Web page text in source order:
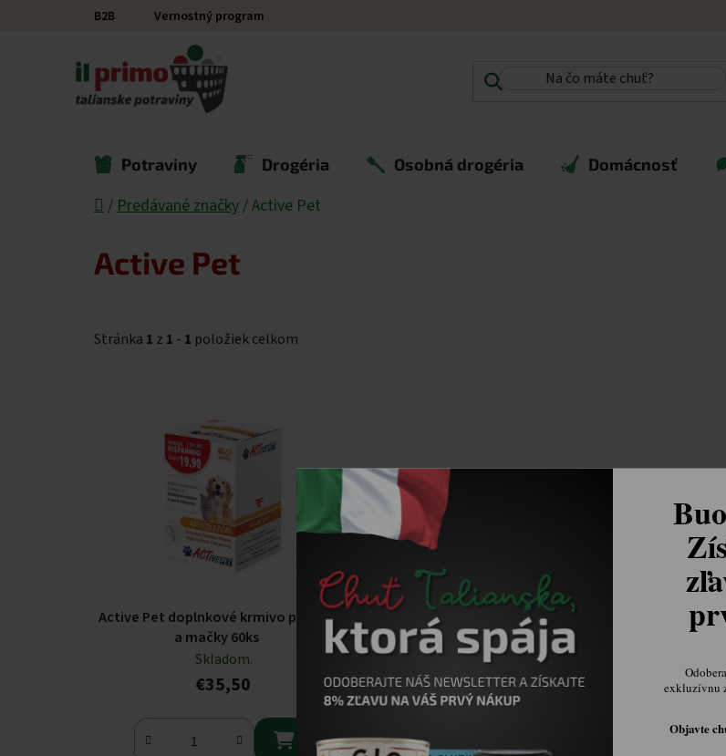
Prejsť na obsahB2B Vernostný program
Potraviny Drogéria Osobná drogéria Domácnosť
Domov
/ Predávané značky /Active Pet
Active Pet
Stránka 1 z 1 - 1 položiek celkom
Active Pet doplnkové krmivo pre psy
a mačky 60ks
Skladom.
€35,50

exkluzívnu
Objavte